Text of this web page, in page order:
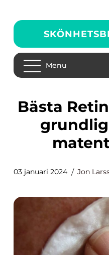
Menu
Bästa Retinol Serum: En
03 januari 2024 Jon